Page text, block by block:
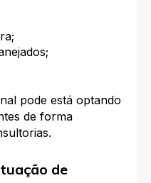
pode está optando
de forma
de